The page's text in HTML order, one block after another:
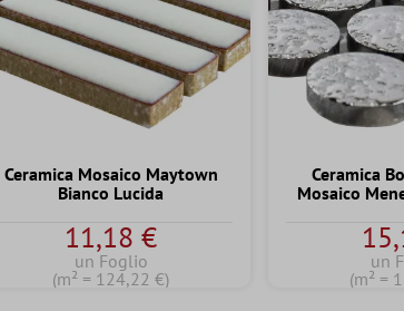
Ceramica Mosaico Maytown
Bianco Lucida
11,18 €
un Foglio
(m² = 124,22 €)
Ceramica
Mosaico
un
(m² =